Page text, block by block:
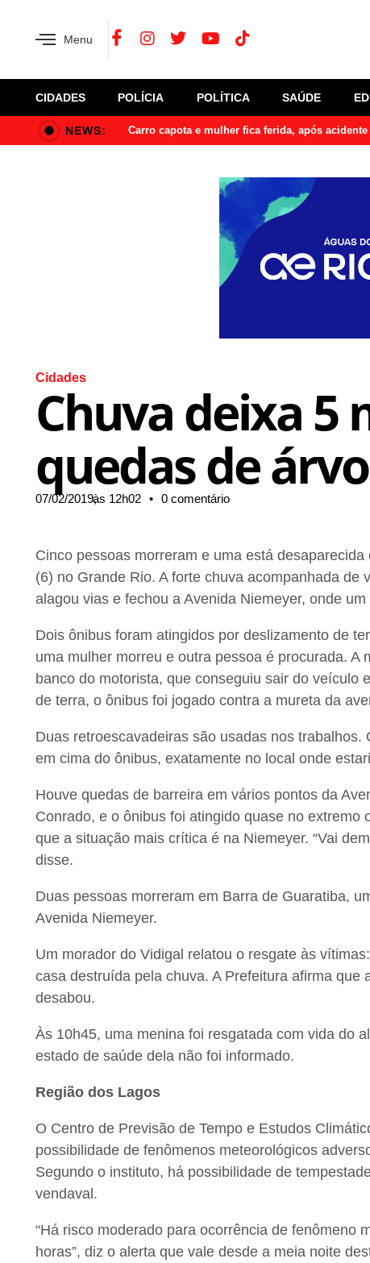
Menu
CIDADES POLÍCIA POLÍTICA SAÚDE
NEWS: Carro capota e mulher fica ferida, após
Cidades
Chuva deixa 5
quedas de
07/02/2019,às 12h02 • 0 comentário
Cinco pessoas morreram e uma está
(6) no Grande Rio. A forte chuva acompanhada de
alagou vias e fechou a Avenida Niemeyer, onde
Dois ônibus foram atingidos por deslizamento de
uma mulher morreu e outra pessoa é procurada.
banco do motorista, que conseguiu sair do veículo
de terra, o ônibus foi jogado contra a mureta da
Duas retroescavadeiras são usadas nos
em cima do ônibus, exatamente no local onde
Houve quedas de barreira em vários pontos da
Conrado, e o ônibus foi atingido quase no
que a situação mais crítica é na Niemeyer. “Vai
disse.
Duas pessoas morreram em Barra de Guaratiba,
Avenida Niemeyer.
Um morador do Vidigal relatou o resgate às
casa destruída pela chuva. A Prefeitura afirma
desabou.
Às 10h45, uma menina foi resgatada com vida do
estado de saúde dela não foi informado.
Região dos Lagos
O Centro de Previsão de Tempo e Estudos
possibilidade de fenômenos meteorológicos
Segundo o instituto, há possibilidade de
vendaval.
“Há risco moderado para ocorrência de fenômeno
horas”, diz o alerta que vale desde a meia noite